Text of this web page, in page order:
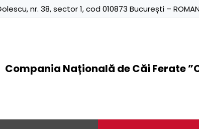
nr. 38, sector 1, cod 010873 București –
Compania Națională de Căi Ferate